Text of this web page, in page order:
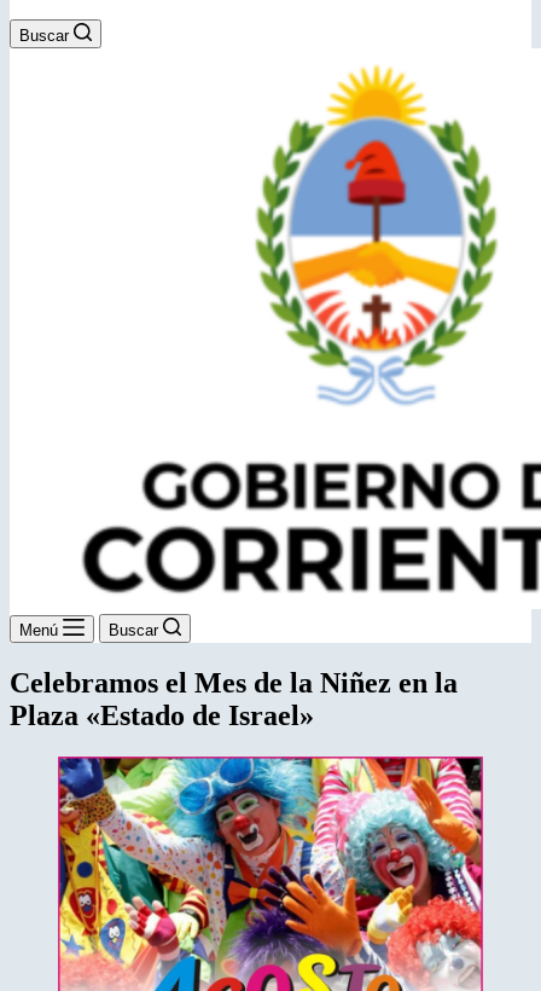
Buscar
Menú Buscar
Celebramos el Mes de la Niñez en la
Plaza «Estado de Israel»